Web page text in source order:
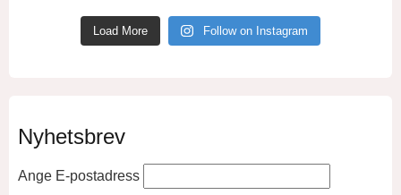
Load More Follow on Instagram
Nyhetsbrev
Ange E-postadress